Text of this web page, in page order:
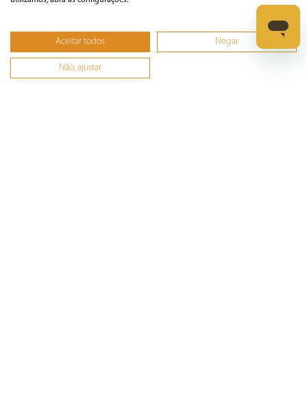
Informática
Aceitar todos Negar
Não, ajustar